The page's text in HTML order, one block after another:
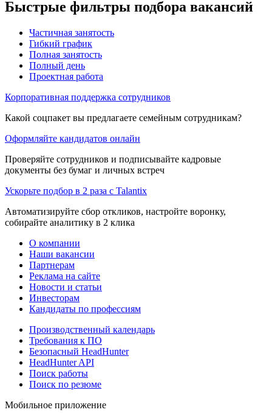
Быстрые фильтры подбора вакансий
Частичная занятость
Гибкий график
Полная занятость
Полный день
Проектная работа
Корпоративная поддержка сотрудников
Какой соцпакет вы предлагаете семейным сотрудникам?
Оформляйте кандидатов онлайн
Проверяйте сотрудников и подписывайте кадровые
документы без бумаг и личных встреч
Ускорьте подбор в 2 раза с Talantix
Автоматизируйте сбор откликов, настройте воронку,
собирайте аналитику в 2 клика
О компании
Наши вакансии
Партнерам
Реклама на сайте
Новости и статьи
Инвесторам
Кандидаты по профессиям
Производственный календарь
Требования к ПО
Безопасный HeadHunter
HeadHunter API
Поиск работы
Поиск по резюме
Мобильное приложение